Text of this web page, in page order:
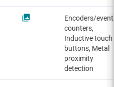
Encoders/event
counters,
Inductive touch
buttons, Metal
proximity
detection